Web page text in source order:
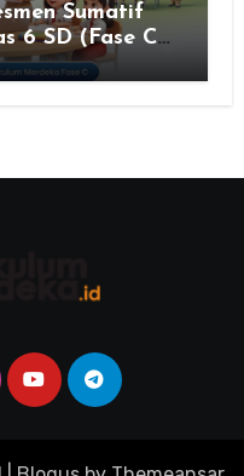
Sumatif
6 SD (Fase C)